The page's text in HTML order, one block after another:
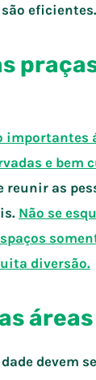
eficientes.
importantes
e bem
reunir as
Não se
diversão.
devem